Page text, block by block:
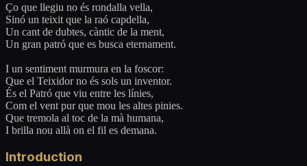
Ço que llegiu no és rondalla vella,
Sinó un teixit que la raó capdella,
Un cant de dubtes, càntic de la ment,
Un gran patró que es busca eternament.
I un sentiment murmura en la foscor:
Que el Teixidor no és sols un inventor.
És el Patró que viu entre les línies,
Com el vent pur que mou les altes pinies.
Que tremola al toc de la mà humana,
I brilla nou allà on el fil es demana.
Introduction